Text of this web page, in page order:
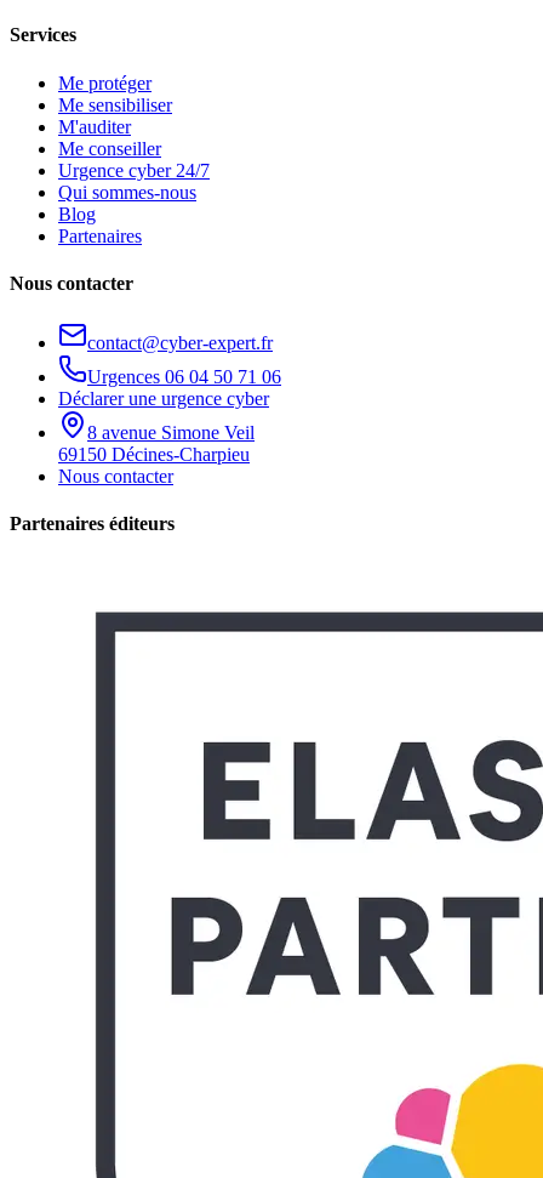
Services
Me protéger
Me sensibiliser
M'auditer
Me conseiller
Urgence cyber 24/7
Qui sommes-nous
Blog
Partenaires
Nous contacter
contact@cyber-expert.fr
Urgences 06 04 50 71 06
Déclarer une urgence cyber
8 avenue Simone Veil
69150 Décines-Charpieu
Nous contacter
Partenaires éditeurs